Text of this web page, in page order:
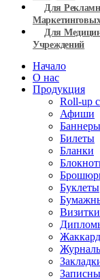
Для
Для
Учреждений
Hачало
О нас
Продукция
Roll-up
Афиши
Баннеры
Билеты
Бланки
Буклеты
Визитки